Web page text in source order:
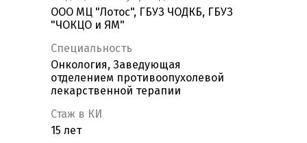
ООО МЦ "Лотос", ГБУЗ ЧОДКБ, ГБУЗ
"ЧОКЦО и ЯМ"
Специальность
Онкология, Заведующая
отделением противоопухолевой
лекарственной терапии
Стаж в КИ
15 лет